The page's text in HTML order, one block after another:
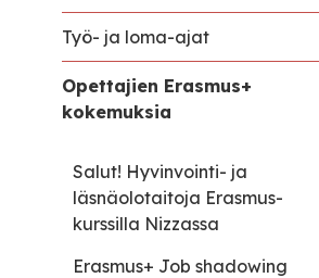
Työ- ja loma-ajat
Opettajien Erasmus+
kokemuksia
Salut! Hyvinvointi- ja
läsnäolotaitoja Erasmus-
kurssilla Nizzassa
Erasmus+ Job shadowing